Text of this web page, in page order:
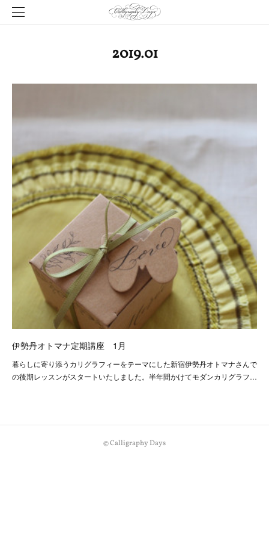
2019.01
伊勢丹オトマナ定期講座 1月
暮らしに寄り添うカリグラフィーをテーマにした新宿伊勢丹オトマナさんで
の後期レッスンがスタートいたしました。半年間かけてモダンカリグラフ…
©︎ Calligraphy Days